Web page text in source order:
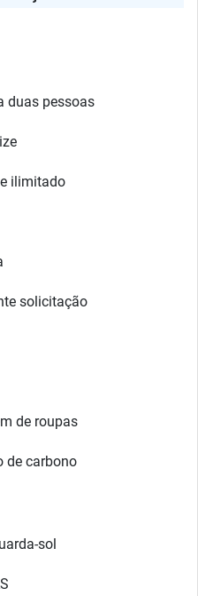
duas pessoas
ilimitado
solicitação
de roupas
de carbono
sol